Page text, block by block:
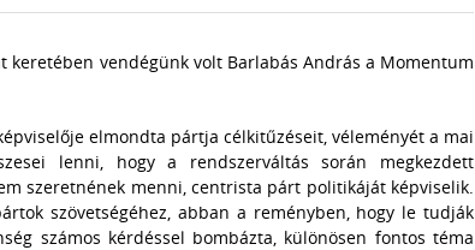
keretében vendégünk volt Barlabás András a Momentum
elmondta pártja célkitűzéseit, véleményét a mai
lenni, hogy a rendszerváltás során megkezdett
szeretnének menni, centrista párt politikáját képviselik.
szövetségéhez, abban a reményben, hogy le tudják
számos kérdéssel bombázta, különösen fontos téma